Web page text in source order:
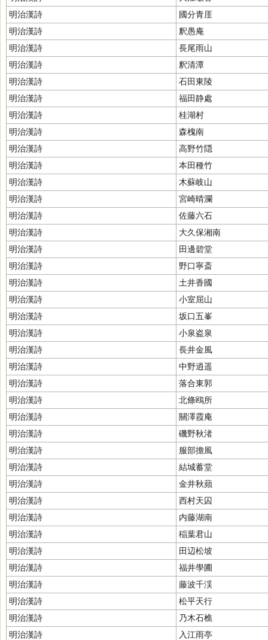
明治漢詩
國分青厓
明治漢詩
釈愚庵
明治漢詩
長尾雨山
明治漢詩
釈清潭
明治漢詩
石田東陵
明治漢詩
福田静處
明治漢詩
桂湖村
明治漢詩
森槐南
明治漢詩
高野竹隠
明治漢詩
本田種竹
明治漢詩
木蘇岐山
明治漢詩
宮崎晴瀾
明治漢詩
佐藤六石
明治漢詩
大久保湘南
明治漢詩
田邊碧堂
明治漢詩
野口寧斎
明治漢詩
土井香國
明治漢詩
小室屈山
明治漢詩
坂口五峯
明治漢詩
小泉盗泉
明治漢詩
長井金風
明治漢詩
中野逍遥
明治漢詩
落合東郭
明治漢詩
北條鴎所
明治漢詩
關澤霞庵
明治漢詩
磯野秋渚
明治漢詩
服部擔風
明治漢詩
結城蓄堂
明治漢詩
金井秋蘋
明治漢詩
西村天囚
明治漢詩
内藤湖南
明治漢詩
稲葉君山
明治漢詩
田辺松坡
明治漢詩
福井學圃
明治漢詩
藤波千渓
明治漢詩
松平天行
明治漢詩
乃木石樵
明治漢詩
入江雨亭